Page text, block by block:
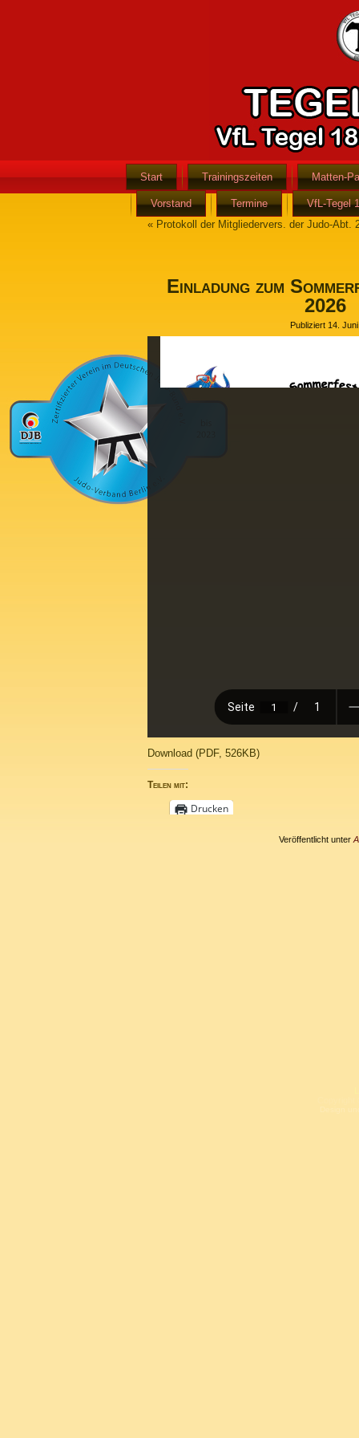
Start Trainingszeiten Matten-
Vorstand Termine
VfL-Tegel
« Protokoll der Mitgliedervers. der Judo-Abt.
Einladung zum
2026
Publiziert 14.
Download (PDF, 526KB)
Teilen mit:
Drucken
Veröffentlicht unter